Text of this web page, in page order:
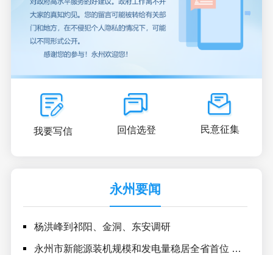
我要写信 回信选登 民意征集
永州要闻
杨洪峰到祁阳、金洞、东安调研
永州市新能源装机规模和发电量稳居全省首位